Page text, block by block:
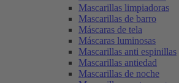
Mascarillas limpiadoras
Mascarillas de barro
Máscaras de tela
Máscaras luminosas
Mascarillas anti espinillas
Mascarillas antiedad
Mascarillas de noche